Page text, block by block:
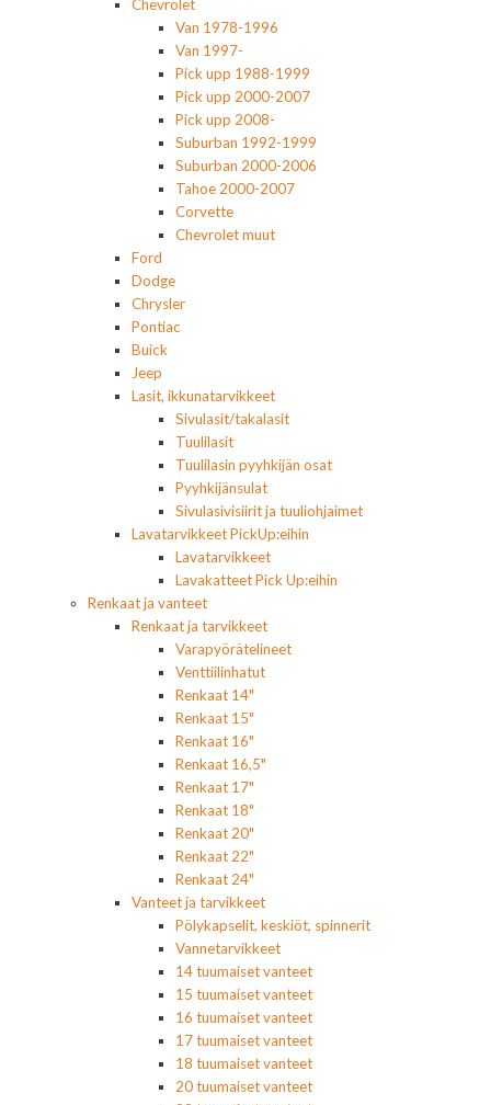
Chevrolet
Van 1978-1996
Van 1997-
Pick upp 1988-1999
Pick upp 2000-2007
Pick upp 2008-
Suburban 1992-1999
Suburban 2000-2006
Tahoe 2000-2007
Corvette
Chevrolet muut
Ford
Dodge
Chrysler
Pontiac
Buick
Jeep
Lasit, ikkunatarvikkeet
Sivulasit/takalasit
Tuulilasit
Tuulilasin pyyhkijän osat
Pyyhkijänsulat
Sivulasivisiirit ja tuuliohjaimet
Lavatarvikkeet PickUp:eihin
Lavatarvikkeet
Lavakatteet Pick Up:eihin
Renkaat ja vanteet
Renkaat ja tarvikkeet
Varapyörätelineet
Venttiilinhatut
Renkaat 14"
Renkaat 15"
Renkaat 16"
Renkaat 16,5"
Renkaat 17"
Renkaat 18"
Renkaat 20"
Renkaat 22"
Renkaat 24"
Vanteet ja tarvikkeet
Pölykapselit, keskiöt, spinnerit
Vannetarvikkeet
14 tuumaiset vanteet
15 tuumaiset vanteet
16 tuumaiset vanteet
17 tuumaiset vanteet
18 tuumaiset vanteet
20 tuumaiset vanteet